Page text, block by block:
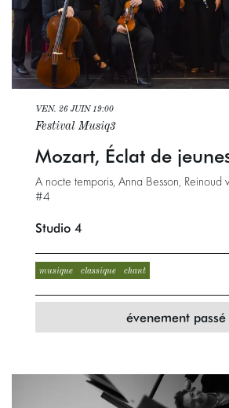
Mozart, Éclat de
A nocte temporis, Anna Besson, Reinoud
#4
Festival Musiq3
VEN. 26 JUIN 19:00
Studio 4
musique classique chant
évenement passé